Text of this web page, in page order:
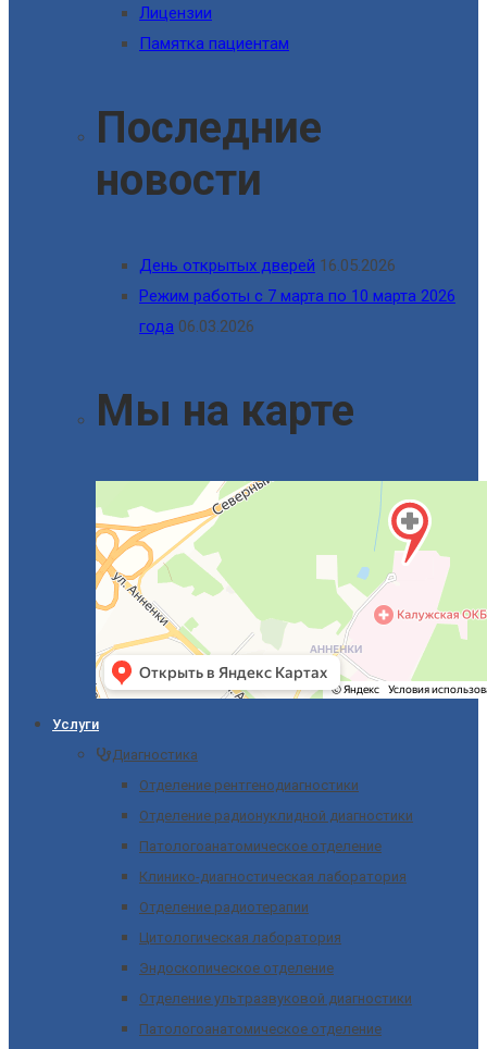
Лицензии
Памятка пациентам
Последние
новости
День открытых дверей 16.05.2026
Режим работы с 7 марта по 10 марта 2026
года 06.03.2026
Мы на карте
Услуги
Диагностика
Отделение рентгенодиагностики
Отделение радионуклидной диагностики
Патологоанатомическое отделение
Клинико-диагностическая лаборатория
Отделение радиотерапии
Цитологическая лаборатория
Эндоскопическое отделение
Отделение ультразвуковой диагностики
Патологоанатомическое отделение